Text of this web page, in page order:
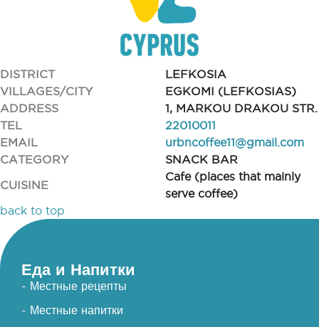
DISTRICT
LEFKOSIA
VILLAGES/CITY
EGKOMI (LEFKOSIAS)
ADDRESS
1, MARKOU DRAKOU STR.
TEL
22010011
EMAIL
urbncoffee11@gmail.com
CATEGORY
SNACK BAR
CUISINE
Cafe (places that mainly
serve coffee)
back to top
Еда и Напитки
- Местные рецепты
- Местные напитки